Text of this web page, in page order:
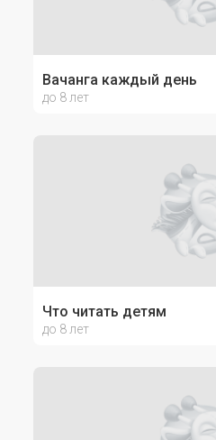
Вачанга каждый день
до 8 лет
Что читать детям
до 8 лет